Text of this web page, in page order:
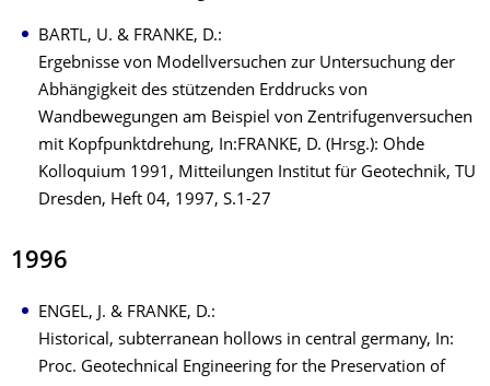
BARTL, U. & FRANKE, D.:
Ergebnisse von Modellversuchen zur Untersuchung der
Abhängigkeit des stützenden Erddrucks von
Wandbewegungen am Beispiel von Zentrifugenversuchen
mit Kopfpunktdrehung, In:FRANKE, D. (Hrsg.): Ohde
Kolloquium 1991, Mitteilungen Institut für Geotechnik, TU
Dresden, Heft 04, 1997, S.1-27
1996
ENGEL, J. & FRANKE, D.:
Historical, subterranean hollows in central germany, In:
Proc. Geotechnical Engineering for the Preservation of